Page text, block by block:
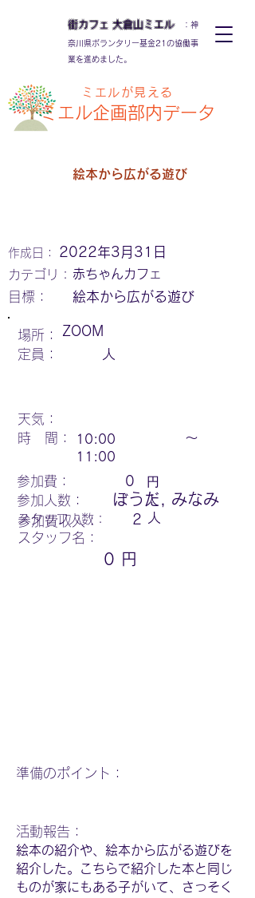
街カフェ 大倉山ミエル：神
奈川県ボランタリー基金21の協働事
業を進めました。
ミエルが見える
ミエル企画部内データ
絵本から広がる遊び
2022年3月31日
作成日：
カテゴリ： 赤ちゃんカフェ
​目標： 絵本から広がる遊び
場所：
ZOOM
定員：
人
天気：
時 間：
10:00 〜
11:00
参加費： 0 円
参加人数：
スタッフ人数：
スタッフ名：
2
人
人
0 円
ぼうだ, みなみ
参加費収入：
​準備のポイント：
活動報告：
絵本の紹介や、絵本から広がる遊びを
紹介した。こちらで紹介した本と同じ
ものが家にもある子がいて、さっそく